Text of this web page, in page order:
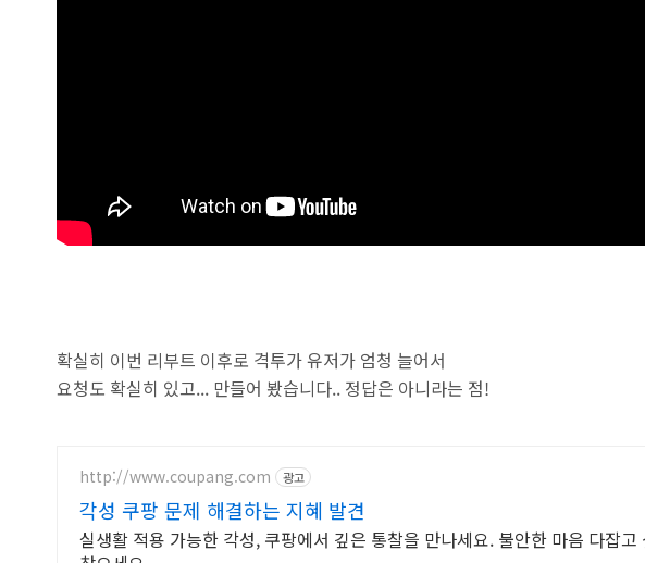
확실히 이번 리부트 이후로 격투가 유저가 엄청 늘어서
요청도 확실히 있고... 만들어 봤습니다.. 정답은 아니라는 점!
http://www.coupang.com 광고
각성 쿠팡 문제 해결하는 지혜 발견
실생활 적용 가능한 각성, 쿠팡에서 깊은 통찰을 만나세요. 불안한 마음 다잡